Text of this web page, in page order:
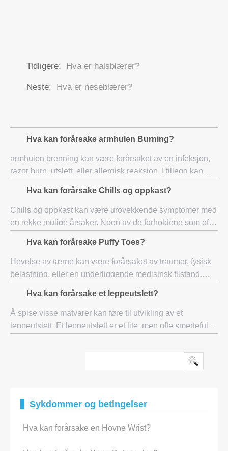
Tidligere: Hva er halsblærer?
Neste: Hva er neseblærer?
Hva kan forårsake armhulen Burning?
armhulen brenning kan være forårsaket av en infeksjon,
razor burn, utslett, eller allergisk reaksjon. I tillegg kan
deodoranter også bidra til denne f
Hva kan forårsake Chills og oppkast?
Chills og oppkast kan være urovekkende symptomer med
en rekke mulige årsaker. Noen av de forholdene som ofte
gastroenteritt, eller tilbaketrekning fra al
Hva kan forårsake Puffy Toes?
Hevelse av tærne kan være forårsaket av traumer, fysisk
belastning, eller en underliggende medisinsk tilstand.
stump traume ofte resulterer i puffy t
Hva kan forårsake et leppeutslett?
Å spise visse matvarer kan føre til utvikling av et
leppeutslett. Et leppeutslett er et lite, men ofte smertefullt
Sykdommer og betingelser
Hva kan forårsake en Hovne Wrist?